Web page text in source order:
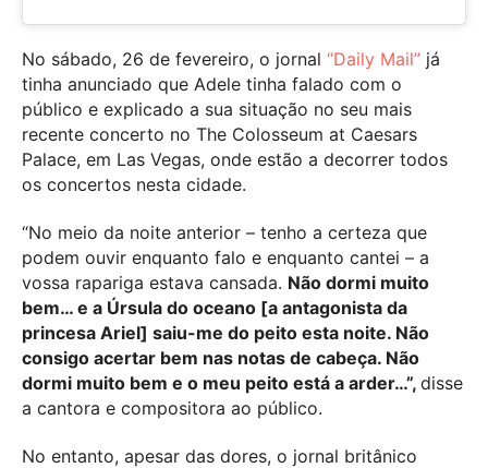
No sábado, 26 de fevereiro, o jornal “Daily Mail” já
tinha anunciado que Adele tinha falado com o
público e explicado a sua situação no seu mais
recente concerto no The Colosseum at Caesars
Palace, em Las Vegas, onde estão a decorrer todos
os concertos nesta cidade.
“No meio da noite anterior – tenho a certeza que
podem ouvir enquanto falo e enquanto cantei – a
vossa rapariga estava cansada. Não dormi muito
bem… e a Úrsula do oceano [a antagonista da
princesa Ariel] saiu-me do peito esta noite. Não
consigo acertar bem nas notas de cabeça. Não
dormi muito bem e o meu peito está a arder…”, disse
a cantora e compositora ao público.
No entanto, apesar das dores, o jornal britânico